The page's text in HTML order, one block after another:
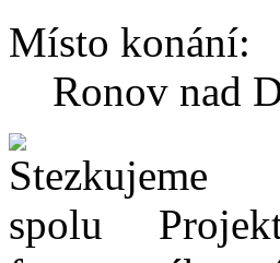
Místo konání:
Ronov nad